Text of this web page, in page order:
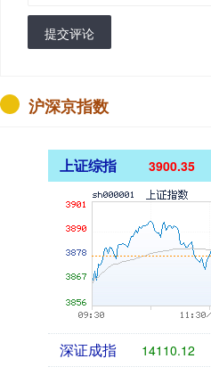
提交评论
沪深京指数
上证综指 3900.35
深证成指 14110.12